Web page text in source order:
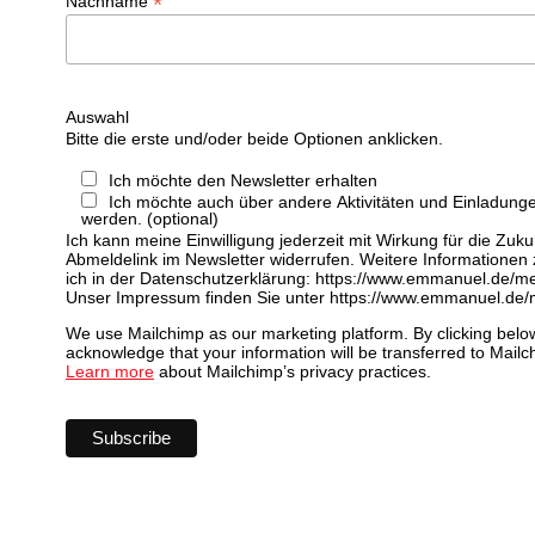
Auswahl
Bitte die erste und/oder beide Optionen anklicken.
Ich möchte den Newsletter erhalten
Ich möchte auch über andere Aktivitäten und
werden. (optional)
Ich kann meine Einwilligung jederzeit mit Wirkung für die
Abmeldelink im Newsletter widerrufen. Weitere Informationen
ich in der Datenschutzerklärung: https://www.emmanuel.de/
Unser Impressum finden Sie unter https://
We use Mailchimp as our marketing platform. By clicking
acknowledge that your information will be transferred to
Learn more about Mailchimp’s privacy practices.